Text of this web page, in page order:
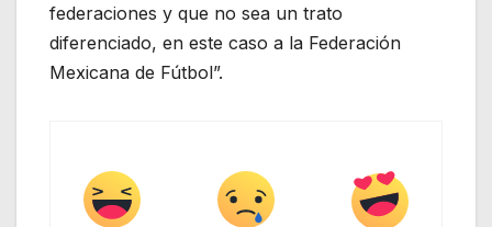
federaciones y que no sea un trato
diferenciado, en este caso a la Federación
Mexicana de Fútbol”.